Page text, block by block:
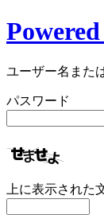
ユーザー名また
パスワード
上に表示された